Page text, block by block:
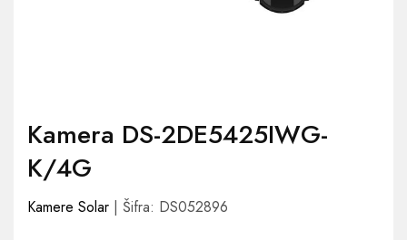
Kamera DS-2DE5425IWG-
K/4G
Kamere Solar | Šifra: DS052896